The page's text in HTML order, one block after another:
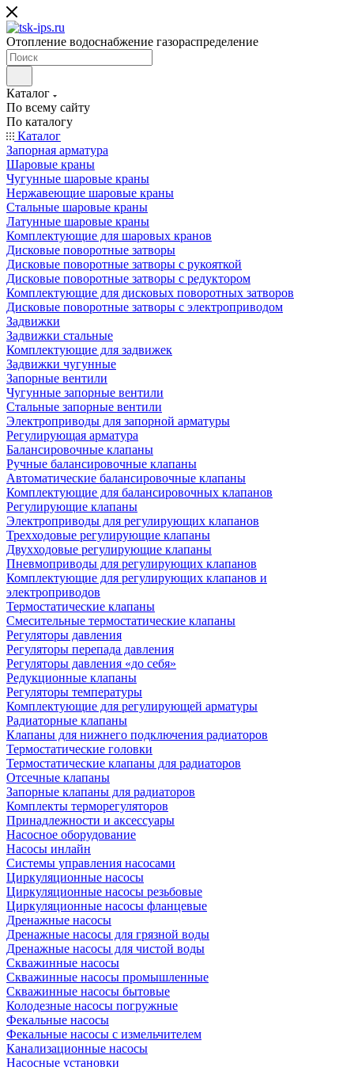
Отопление водоснабжение газораспределение
Каталог
По всему сайту
По каталогу
Каталог
Запорная арматура
Шаровые краны
Чугунные шаровые краны
Нержавеющие шаровые краны
Стальные шаровые краны
Латунные шаровые краны
Комплектующие для шаровых кранов
Дисковые поворотные затворы
Дисковые поворотные затворы с рукояткой
Дисковые поворотные затворы с редуктором
Комплектующие для дисковых поворотных затворов
Дисковые поворотные затворы с электроприводом
Задвижки
Задвижки стальные
Комплектующие для задвижек
Задвижки чугунные
Запорные вентили
Чугунные запорные вентили
Стальные запорные вентили
Электроприводы для запорной арматуры
Регулирующая арматура
Балансировочные клапаны
Ручные балансировочные клапаны
Автоматические балансировочные клапаны
Комплектующие для балансировочных клапанов
Регулирующие клапаны
Электроприводы для регулирующих клапанов
Трехходовые регулирующие клапаны
Двухходовые регулирующие клапаны
Пневмоприводы для регулирующих клапанов
Комплектующие для регулирующих клапанов и
электроприводов
Термостатические клапаны
Смесительные термостатические клапаны
Регуляторы давления
Регуляторы перепада давления
Регуляторы давления «до себя»
Редукционные клапаны
Регуляторы температуры
Комплектующие для регулирующей арматуры
Радиаторные клапаны
Клапаны для нижнего подключения радиаторов
Термостатические головки
Термостатические клапаны для радиаторов
Отсечные клапаны
Запорные клапаны для радиаторов
Комплекты терморегуляторов
Принадлежности и аксессуары
Насосное оборудование
Насосы инлайн
Системы управления насосами
Циркуляционные насосы
Циркуляционные насосы резьбовые
Циркуляционные насосы фланцевые
Дренажные насосы
Дренажные насосы для грязной воды
Дренажные насосы для чистой воды
Скважинные насосы
Скважинные насосы промышленные
Скважинные насосы бытовые
Колодезные насосы погружные
Фекальные насосы
Фекальные насосы с измельчителем
Канализационные насосы
Насосные установки